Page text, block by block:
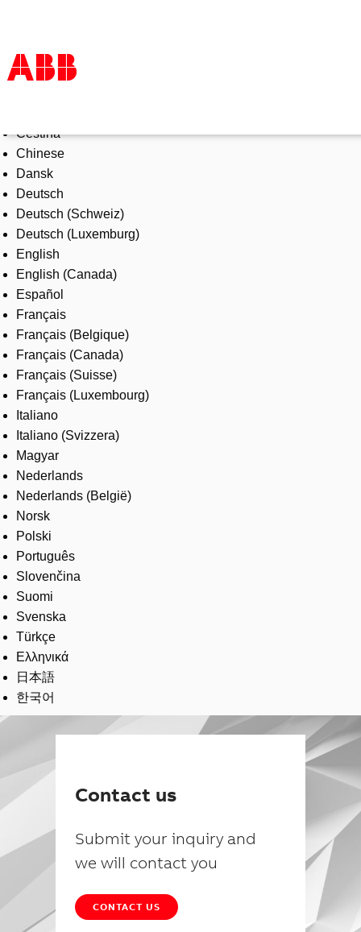
Products & Solutions
Industries
Services
About us
Where to buy
Contact us
Careers
Čeština
Chinese
Dansk
Deutsch
Deutsch (Schweiz)
Deutsch (Luxemburg)
English
English (Canada)
Español
Français
Français (Belgique)
Français (Canada)
Français (Suisse)
Français (Luxembourg)
Italiano
Italiano (Svizzera)
Magyar
Nederlands
Nederlands (België)
Norsk
Polski
Português
Slovenčina
Suomi
Svenska
Türkçe
Ελληνικά
日本語
한국어
Contact us
Submit your inquiry and
we will contact you
CONTACT US